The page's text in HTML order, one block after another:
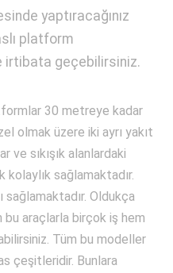
yaptıracağınız
platform
irtibata geçebilirsiniz.
30 metreye kadar
olmak üzere iki ayrı yakıt
ve sıkışık alanlardaki
kolaylık sağlamaktadır.
sağlamaktadır. Oldukça
araçlarla birçok iş hem
Tüm bu modeller
çeşitleridir. Bunlara